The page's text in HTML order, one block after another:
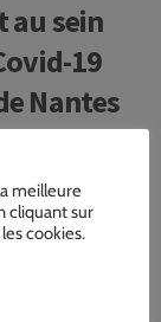
au sein
19
Nantes
meilleure
cliquant sur
cookies.